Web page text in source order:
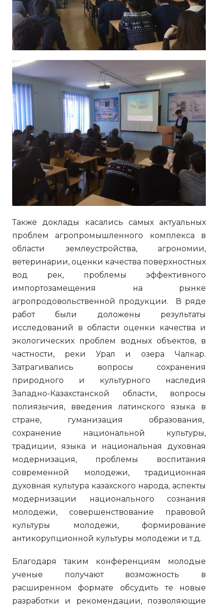
Также доклады касались самых актуальных
проблем агропромышленного комплекса в
области землеустройства, агрономии,
ветеринарии, оценки качества поверхностных
вод рек, проблемы эффективного
импортозамещения на рынке
агропродовольственной продукции. В ряде
работ были доложены результаты
исследований в области оценки качества и
экологических проблем водных объектов, в
частности, реки Урал и озера Чалкар.
Затрагивались вопросы сохранения
природного и культурного наследия
Западно-Казахстанской области, вопросы
полиязычия, введения латинского языка в
стране, гуманизация образования,
сохранение национальной культуры,
традиции, языка и национальная духовная
модернизация, проблемы воспитания
современной молодежи, традиционная
духовная культура казахского народа, аспекты
модернизации национального сознания
молодежи, совершенствование правовой
культуры молодежи, формирование
антикорупционной культуры молодежи и т.д.
Благодаря таким конференциям молодые
ученые получают возможность в
расширенном формате обсудить те новые
разработки и рекомендации, позволяющие